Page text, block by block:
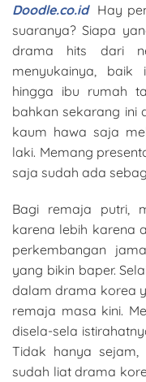
Doodle.co.id Hay
suaranya? Siapa
drama hits dari
menyukainya, baik
hingga ibu rumah
bahkan sekarang ini
kaum hawa saja
laki. Memang
saja sudah ada
Bagi remaja putri,
karena lebih karena
perkembangan
yang bikin baper.
dalam drama korea
remaja masa kini.
disela-sela
Tidak hanya
sudah liat drama